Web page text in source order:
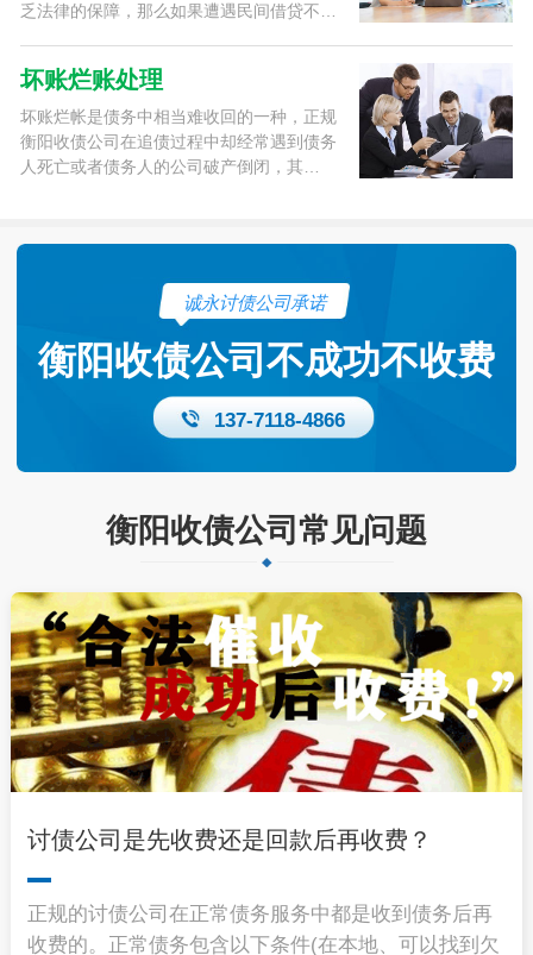
乏法律的保障，那么如果遭遇民间借贷不…
坏账烂账处理
坏账烂帐是债务中相当难收回的一种，正规
衡阳收债公司在追债过程中却经常遇到债务
人死亡或者债务人的公司破产倒闭，其…
诚永讨债公司承诺
衡阳收债公司不成功不收费
137-7118-4866
衡阳收债公司常见问题
讨债公司是先收费还是回款后再收费？
正规的讨债公司在正常债务服务中都是收到债务后再
收费的。正常债务包含以下条件(在本地、可以找到欠